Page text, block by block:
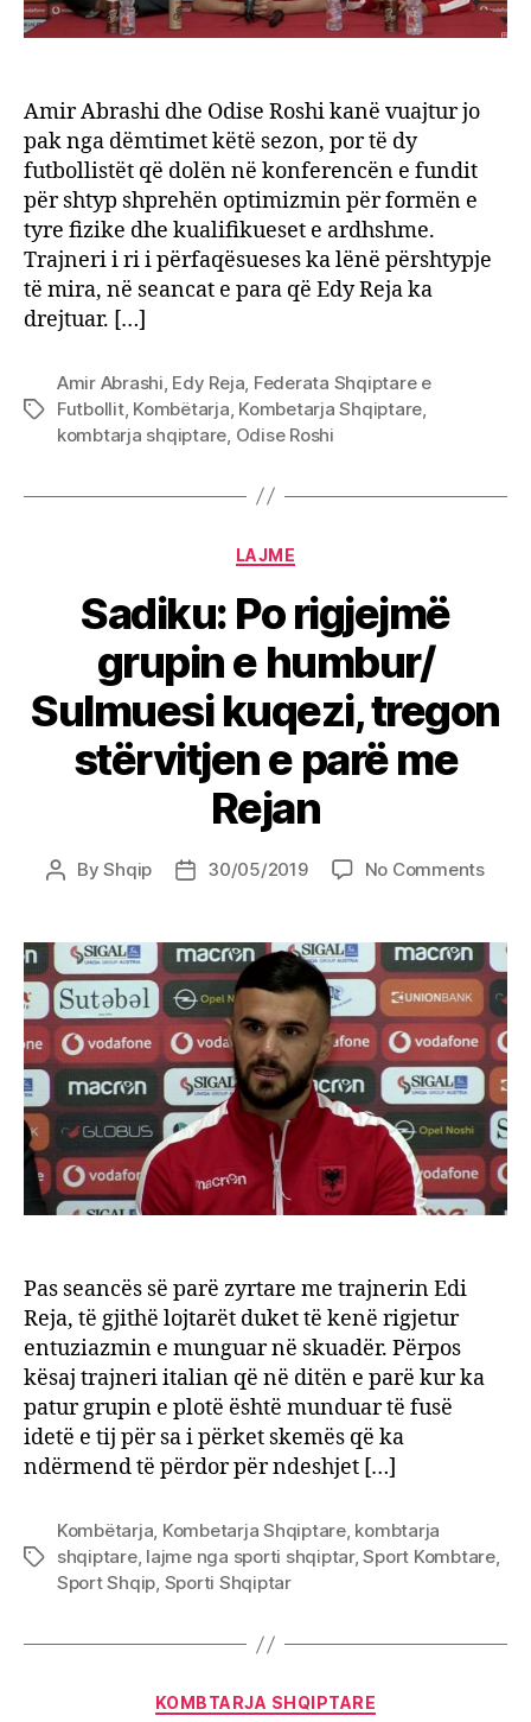
Amir Abrashi dhe Odise Roshi kanë vuajtur jo
pak nga dëmtimet këtë sezon, por të dy
futbollistët që dolën në konferencën e fundit
për shtyp shprehën optimizmin për formën e
tyre fizike dhe kualifikueset e ardhshme.
Trajneri i ri i përfaqësueses ka lënë përshtypje
të mira, në seancat e para që Edy Reja ka
drejtuar. […]
Tags
Amir Abrashi Edy Reja Federata Shqiptare e
Futbollit, Kombëtarja Kombetarja Shqiptare
kombtarja shqiptare Odise Roshi
Categories
LAJME
Sadiku: Po rigjejmë
grupin e humbur/
Sulmuesi kuqezi, tregon
stërvitjen e parë me
Rejan
PostByShqip
Post30/05/2019 No Commentson
e
parë
me
Pas seancës së parë zyrtare me trajnerin Edi
Reja, të gjithë lojtarët duket të kenë rigjetur
entuziazmin e munguar në skuadër. Përpos
kësaj trajneri italian që në ditën e parë kur ka
patur grupin e plotë është munduar të fusë
idetë e tij për sa i përket skemës që ka
ndërmend të përdor për ndeshjet […]
Tags
Kombëtarja, Kombetarja Shqiptare, kombtarja
shqiptare, lajme nga sporti shqiptar,Sport Kombtare,
Sport Shqip, Sporti Shqiptar
Categories
KOMBTARJA SHQIPTARE